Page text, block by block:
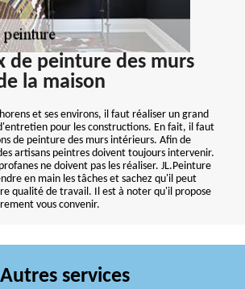
de peinture des murs
la maison
et ses environs, il faut réaliser un grand
pour les constructions. En fait, il faut
de peinture des murs intérieurs. Afin de
artisans peintres doivent toujours intervenir.
ne doivent pas les réaliser. JL.Peinture
en main les tâches et sachez qu'il peut
qualité de travail. Il est à noter qu'il propose
vous convenir.
Autres services